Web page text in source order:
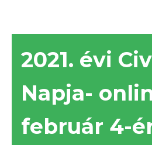
2021. évi
Napja-
február 4-